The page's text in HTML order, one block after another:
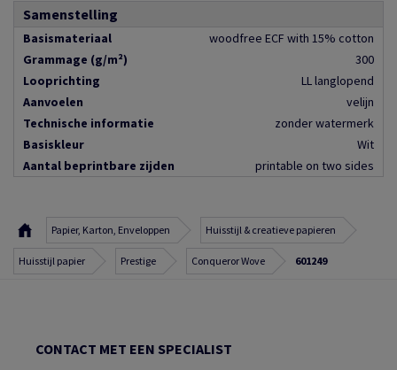
Samenstelling
Basismateriaal
woodfree ECF with 15% cotton
Grammage (g/m²)
300
Looprichting
LL langlopend
Aanvoelen
velijn
Technische informatie
zonder watermerk
Basiskleur
Wit
Aantal beprintbare zijden
printable on two sides
Papier, Karton, Enveloppen Huisstijl & creatieve papieren
Huisstijl papier Prestige Conqueror Wove 601249
CONTACT MET EEN SPECIALIST